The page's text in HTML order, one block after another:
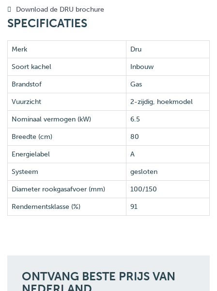
Download de DRU brochure
SPECIFICATIES
Merk Dru
Soort kachel Inbouw
Brandstof Gas
Vuurzicht 2-zijdig, hoekmodel
Nominaal vermogen (kW) 6.5
Breedte (cm) 80
Energielabel A
Systeem gesloten
Diameter rookgasafvoer (mm) 100/150
Rendementsklasse (%) 91
ONTVANG BESTE PRIJS VAN